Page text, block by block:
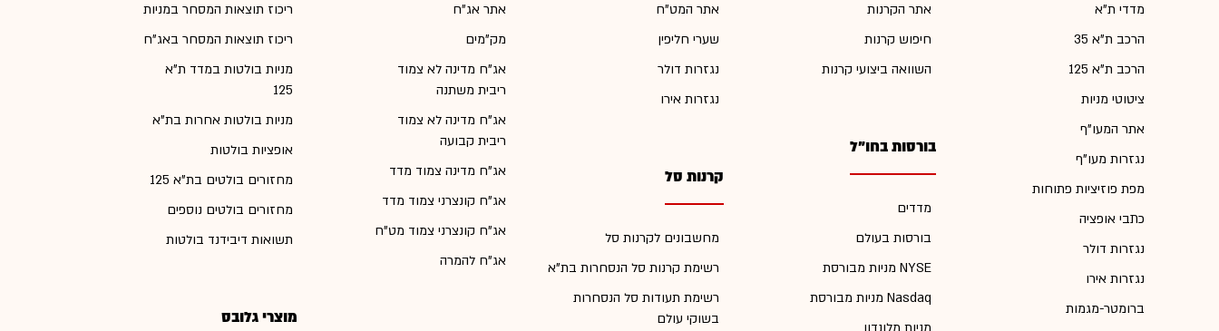
מדדי ת"א
הרכב ת"א 35
הרכב ת"א 125
ציטוטי מניות
אתר המעו"ף
נגזרות מעו"ף
מפת פוזיציות פתוחות
כתבי אופציה
נגזרות דולר
נגזרות אירו
ברומטר-מגמות
אתר הקרנות
חיפוש קרנות
השוואה ביצועי קרנות
בורסות בחו"ל
מדדים
בורסות בעולם
מניות מבורסת NYSE
מניות מבורסת Nasdaq
אתר המט"ח
שערי חליפין
נגזרות דולר
נגזרות אירו
קרנות סל
מחשבונים לקרנות סל
רשימת קרנות סל הנסחרות בת"א
רשימת תעודות סל הנסחרות
בשוקי עולם
אתר אג"ח
מק"מים
אג"ח מדינה לא צמוד
ריבית משתנה
אג"ח מדינה לא צמוד
ריבית קבועה
אג"ח מדינה צמוד מדד
אג"ח קונצרני צמוד מדד
אג"ח קונצרני צמוד מט"ח
אג"ח להמרה
ריכוז תוצאות המסחר במניות
ריכוז תוצאות המסחר באג"ח
מניות בולטות במדד ת"א
125
מניות בולטות אחרות בת"א
אופציות בולטות
מחזורים בולטים בת"א 125
מחזורים בולטים נוספים
תשואות דיבידנד בולטות
מוצרי גלובס